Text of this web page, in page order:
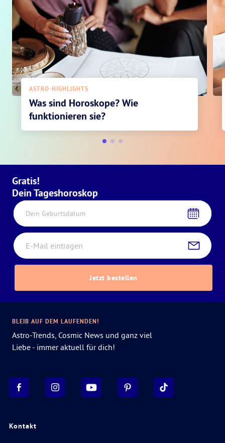
ASTRO-HIGHLIGHTS
Was sind Horoskope? Wie
funktionieren sie?
Gratis!
Dein Tageshoroskop
Dein Geburtsdatum
Jetzt bestellen
Kontakt
BLEIB AUF DEM LAUFENDEN!
Astro-Trends, Cosmic News und ganz viel
Liebe - immer aktuell für dich!